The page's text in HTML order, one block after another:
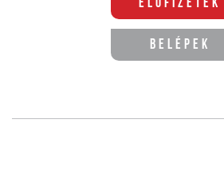
Előfizetek
Belépek